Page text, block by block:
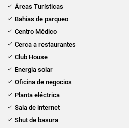
Áreas Turísticas
Bahias de parqueo
Centro Médico
Cerca a restaurantes
Club House
Energia solar
Oficina de negocios
Planta eléctrica
Sala de internet
Shut de basura